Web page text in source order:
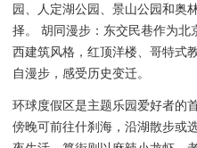
园、人定湖公园、景山公园和奥
择。 胡同漫步：东交民巷作为北
西建筑风格，红顶洋楼、哥特式
自漫步，感受历史变迁。
环球度假区是主题乐园爱好者的
傍晚可前往什刹海，沿湖散步或